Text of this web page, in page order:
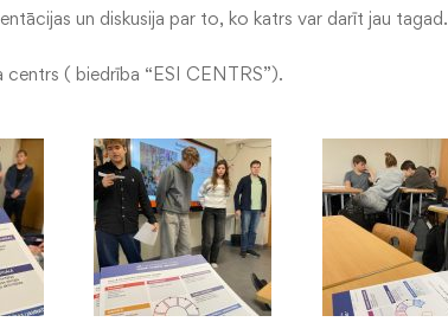
un diskusija par to, ko katrs var darīt jau tagad.
( biedrība “ESI CENTRS”).